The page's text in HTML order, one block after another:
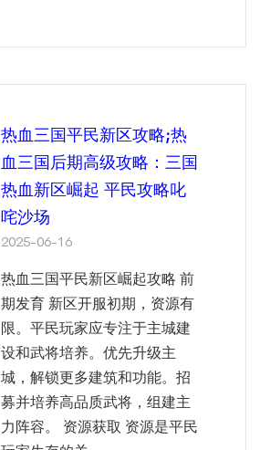
热血三国平民新区攻略;热
血三国后期高级攻略：三国
热血新区崛起 平民攻略叱
咤沙场
2025-06-16
热血三国平民新区崛起攻略 前
期发育 新区开服初期，资源有
限。平民玩家应专注于主城建
设和武将培养。优先升级主
城，解锁更多建筑和功能。招
募并培养高品质武将，组建主
力阵容。 资源获取 资源是平民